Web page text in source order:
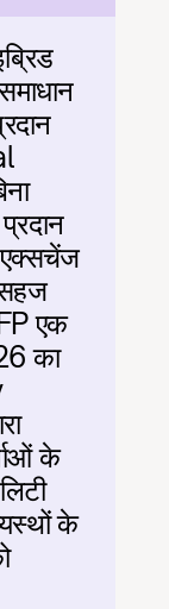
एक
का
के
के